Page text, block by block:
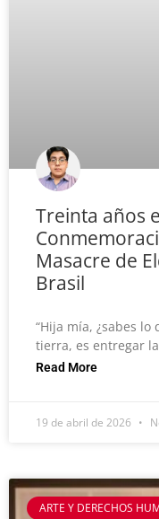
Treinta años
Masacre de
Brasil
“Hija mía, ¿sabes lo
tierra, es entregar
Read More
19 de abril de 2026
ARTE Y DERECHOS